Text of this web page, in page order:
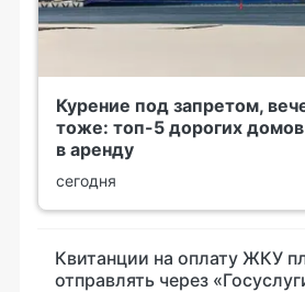
Курение под запретом,
тоже: топ-5 дорогих
в аренду
сегодня
Квитанции на оплату ЖКУ
отправлять через